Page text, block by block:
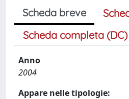
Scheda breve
Scheda completa (DC)
Anno
2004
Appare nelle tipologie: